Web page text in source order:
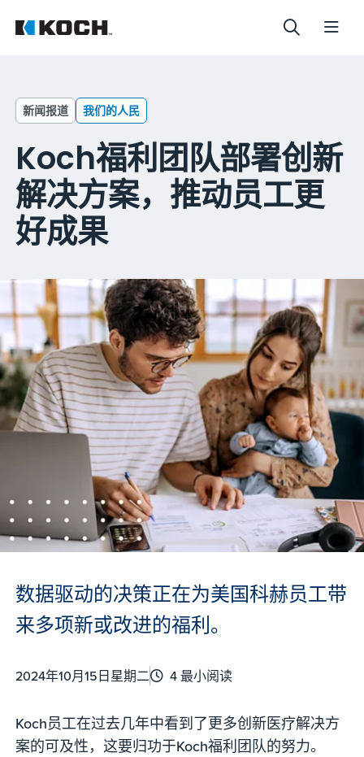
新闻报道 我们的人民
Koch福利团队部署创新
解决方案，推动员工更
好成果
数据驱动的决策正在为美国科赫员工带
来多项新或改进的福利。
2024年10月15日星期二 4 最小阅读
Koch员工在过去几年中看到了更多创新医疗解决方
案的可及性，这要归功于Koch福利团队的努力。